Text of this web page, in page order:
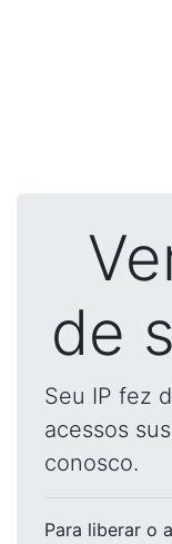
de
Seu IP fez
acessos
conosco.
Para liberar o